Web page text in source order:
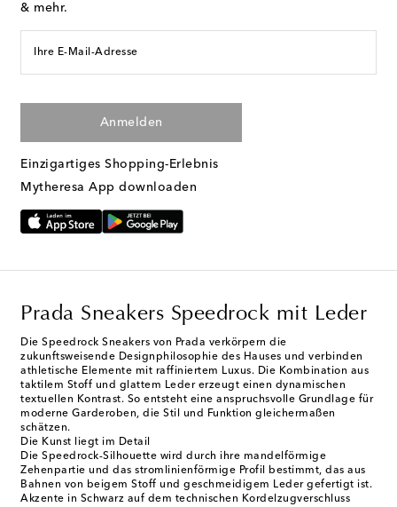
& mehr.
Ihre E-Mail-Adresse
Anmelden
Einzigartiges Shopping-Erlebnis
Mytheresa App downloaden
Prada Sneakers Speedrock mit Leder
Die Speedrock Sneakers von Prada verkörpern die
zukunftsweisende Designphilosophie des Hauses und verbinden
athletische Elemente mit raffiniertem Luxus. Die Kombination aus
taktilem Stoff und glattem Leder erzeugt einen dynamischen
textuellen Kontrast. So entsteht eine anspruchsvolle Grundlage für
moderne Garderoben, die Stil und Funktion gleichermaßen
schätzen.
Die Kunst liegt im Detail
Die Speedrock-Silhouette wird durch ihre mandelförmige
Zehenpartie und das stromlinienförmige Profil bestimmt, das aus
Bahnen von beigem Stoff und geschmeidigem Leder gefertigt ist.
Akzente in Schwarz auf dem technischen Kordelzugverschluss